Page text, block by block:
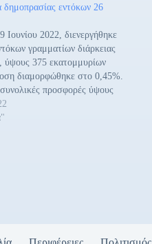
δημοπρασίας εντόκων 26
Ιουνίου 2022, διενεργήθηκε
γραμματίων διάρκειας
ύψους 375 εκατομμυρίων
διαμορφώθηκε στο 0,45%.
προσφορές ύψους
Ευρώ, που υπερκάλυψαν
κατά 2,49 φορές. Η